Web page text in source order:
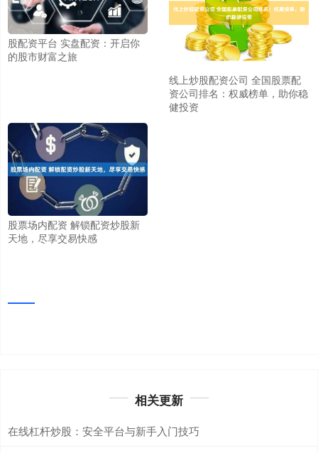
股配资平台 实盘配资：开启你
的股市财富之旅
线上炒股配资公司 全国股票配
资公司排名：权威榜单，助你稳
健投资
股票场内配资 解锁配资炒股新
天地，尽享交易快感
相关更新
在线杠杆炒股：安全平台与新手入门技巧